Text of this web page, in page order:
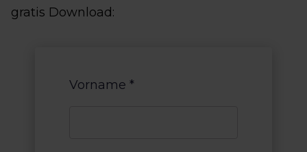
gratis Download:
Vorname *